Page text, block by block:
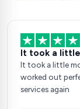
It took a
It took a little
worked out perfectly. I will
services again